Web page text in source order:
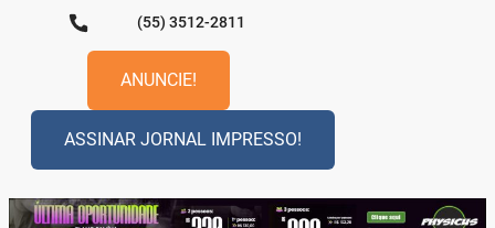
(55) 3512-2811
ANUNCIE!
ASSINAR JORNAL IMPRESSO!